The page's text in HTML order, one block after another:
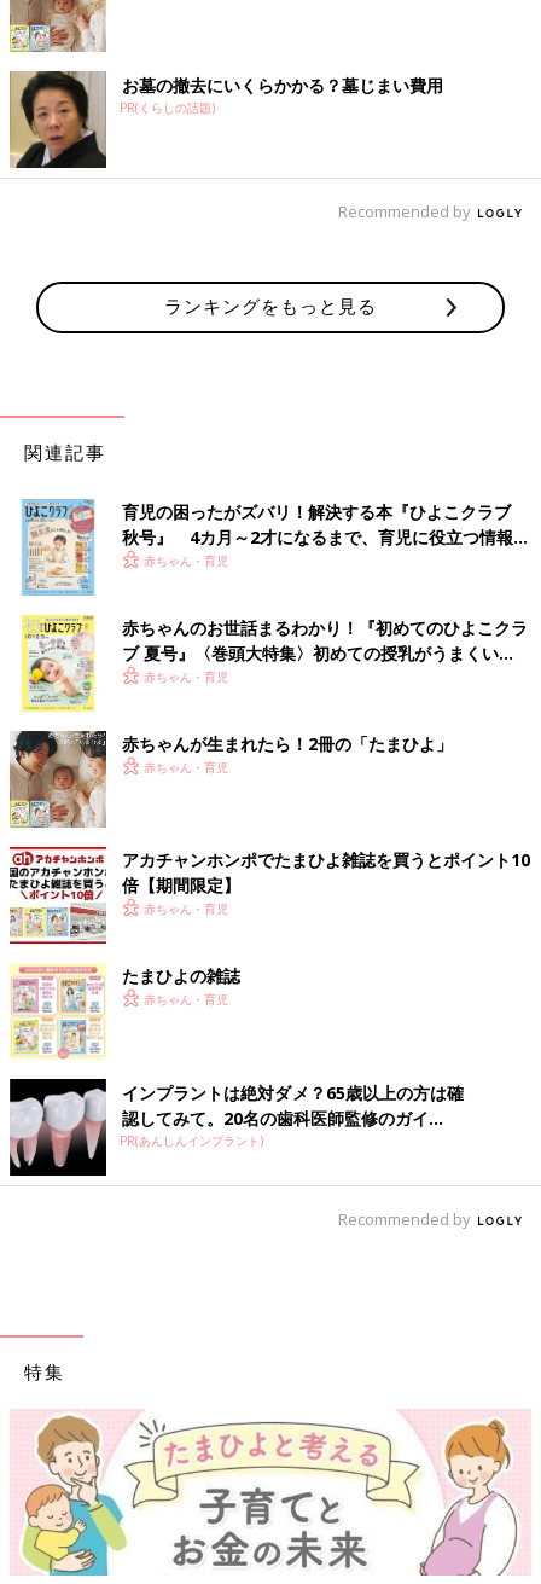
お墓の撤去にいくらかかる？墓じまい費用
PR(くらしの話題)
Recommended by
ランキングをもっと見る
関連記事
育児の困ったがズバリ！解決する本『ひよこクラブ
秋号』 4カ月～2才になるまで、育児に役立つ情報が
いっぱい！
赤ちゃん・育児
赤ちゃんのお世話まるわかり！『初めてのひよこクラ
ブ 夏号』〈巻頭大特集〉初めての授乳がうまくい
く！ おっぱい・ミルクの基本と夏のトラブル 解決テ
赤ちゃん・育児
赤ちゃんが生まれたら！2冊の「たまひよ」
赤ちゃん・育児
アカチャンホンポでたまひよ雑誌を買うとポイント10
倍【期間限定】
赤ちゃん・育児
たまひよの雑誌
赤ちゃん・育児
インプラントは絶対ダメ？65歳以上の方は確
認してみて。20名の歯科医師監修のガイ...
PR(あんしんインプラント)
Recommended by
特集